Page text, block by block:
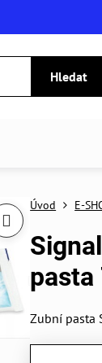
Hledat
Úvod E-
pasta
Zubní pasta